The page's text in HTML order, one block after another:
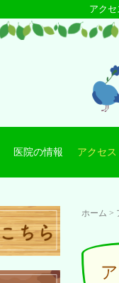
アク
医院の情報 アクセス
ホーム >